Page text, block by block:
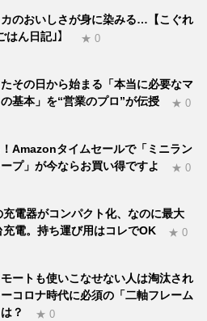
のおいしさが身に染みる…【こぐれ
はん日記｣】
★ 0
その日から始まる「本当に必要なマ
基本」を“営業のプロ”が伝授
★ 0
Amazonタイムセールで「ミニラン
プ」が今ならお買い得ですよ
★ 0
充電器がコンパクト化、なのに最大
充電。持ち運び用はコレでOK
★ 0
ートも使いこなせない人は淘汰され
コロナ時代に必須の「二軸フレーム
？
★ 0